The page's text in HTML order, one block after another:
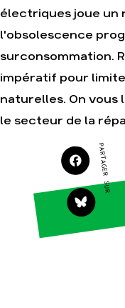
Agir
terrain
Agir au quotidien
Soutenir les
campagnes
Transmettre
partie de son
patrimoine
Télécharger
guides éco-
électriques joue un
l'obsolescence
surconsommation.
impératif pour
naturelles. On vous
le secteur de la
PARTAGER SUR